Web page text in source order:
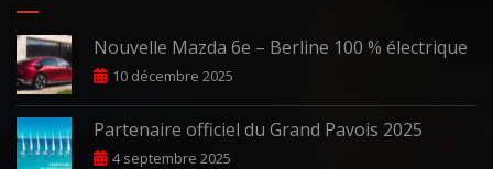
Nouvelle Mazda 6e – Berline 100 % électrique
10 décembre 2025
Partenaire officiel du Grand Pavois 2025
4 septembre 2025